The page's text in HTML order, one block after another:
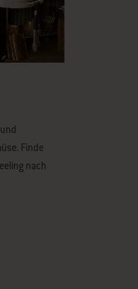
Finde
nach